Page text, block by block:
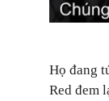
Họ đang
Red đem